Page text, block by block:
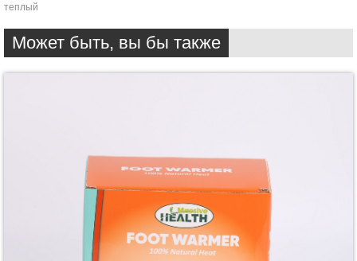
теплый
Может быть, вы бы также